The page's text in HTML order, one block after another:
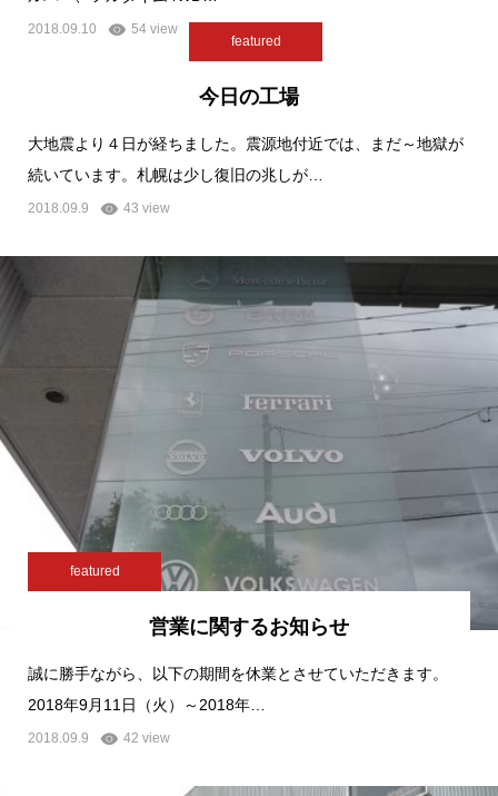
2018.09.10 54 view
featured
今日の工場
大地震より４日が経ちました。震源地付近では、まだ～地獄が
続いています。札幌は少し復旧の兆しが…
2018.09.9 43 view
featured
営業に関するお知らせ
誠に勝手ながら、以下の期間を休業とさせていただきます。
2018年9月11日（火）～2018年…
2018.09.9 42 view